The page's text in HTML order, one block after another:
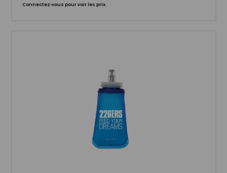
Connectez-vous pour voir les prix.